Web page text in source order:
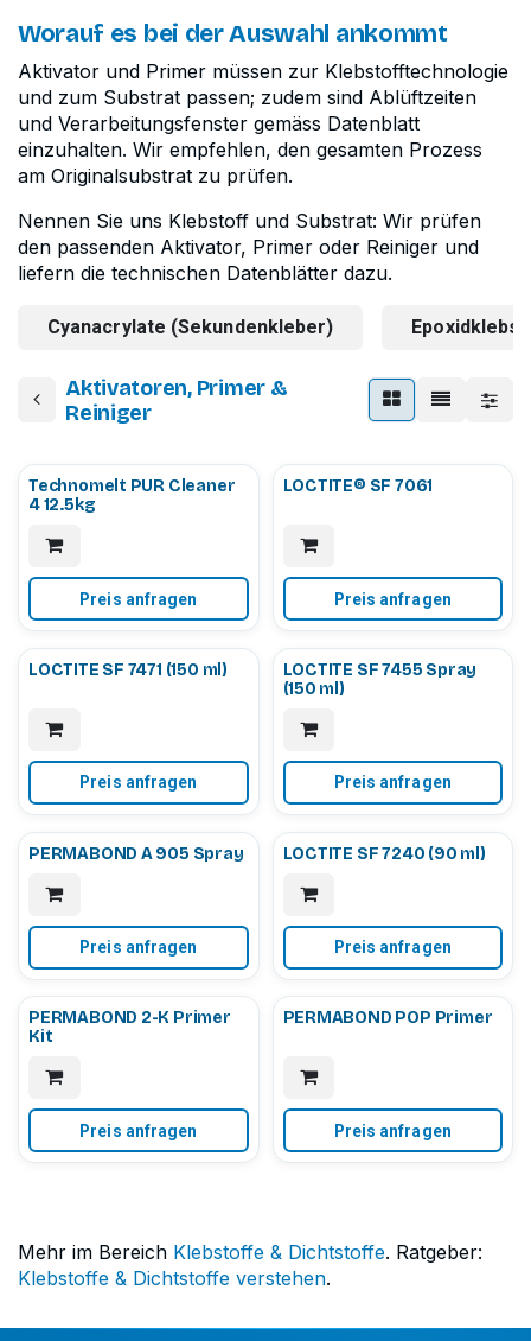
Worauf es bei der Auswahl ankommt
Aktivator und Primer müssen zur Klebstofftechnologie
und zum Substrat passen; zudem sind Ablüftzeiten
und Verarbeitungsfenster gemäss Datenblatt
einzuhalten. Wir empfehlen, den gesamten Prozess
am Originalsubstrat zu prüfen.
Nennen Sie uns Klebstoff und Substrat: Wir prüfen
den passenden Aktivator, Primer oder Reiniger und
liefern die technischen Datenblätter dazu.
Cyanacrylate (Sekundenkleber)
Aktivatoren, Primer &
Reiniger
Technomelt PUR Cleaner
4 12.5kg
Preis anfragen
LOCTITE® SF 7061
Preis anfragen
LOCTITE SF 7471 (150 ml)
Preis anfragen
LOCTITE SF 7455 Spray
(150 ml)
Preis anfragen
PERMABOND A 905 Spray
Preis anfragen
LOCTITE SF 7240 (90 ml)
Preis anfragen
PERMABOND 2-K Primer
Kit
Preis anfragen
PERMABOND POP Primer
Preis anfragen
Mehr im Bereich Klebstoffe & Dichtstoffe. Ratgeber:
Klebstoffe & Dichtstoffe verstehen.